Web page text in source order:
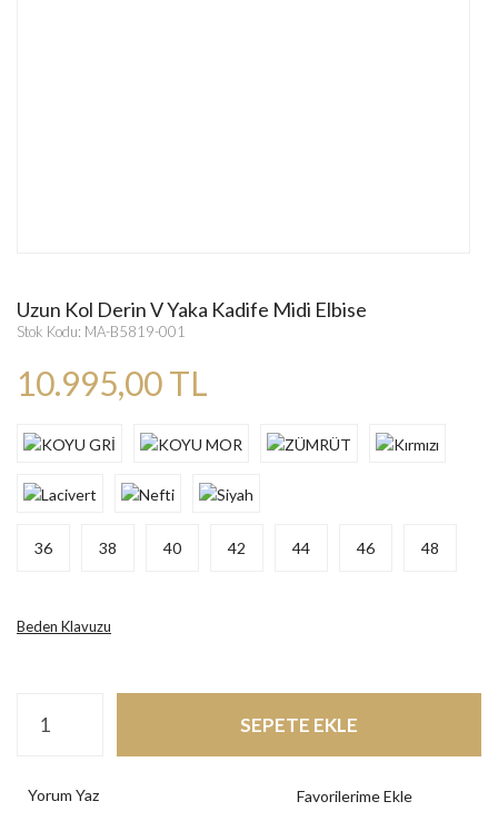
Uzun Kol Derin V Yaka Kadife Midi Elbise
Stok Kodu: MA-B5819-001
10.995,00 TL
36 38 40 42 44 46 48
Beden Klavuzu
SEPETE EKLE
Yorum Yaz